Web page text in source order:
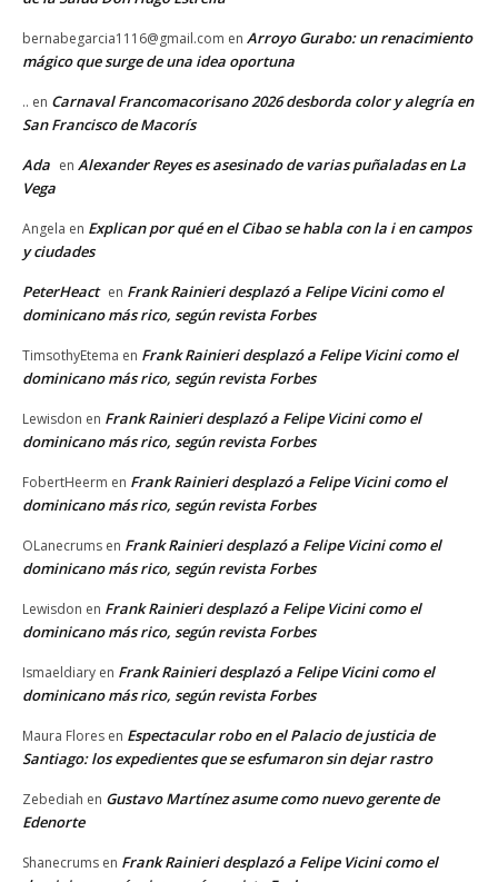
bernabegarcia1116@gmail.com en Arroyo Gurabo: un renacimiento
mágico que surge de una idea oportuna
.. en Carnaval Francomacorisano 2026 desborda color y alegría en
San Francisco de Macorís
Ada en Alexander Reyes es asesinado de varias puñaladas en La
Vega
Angela en Explican por qué en el Cibao se habla con la i en campos
y ciudades
PeterHeact en Frank Rainieri desplazó a Felipe Vicini como el
dominicano más rico, según revista Forbes
TimsothyEtema en Frank Rainieri desplazó a Felipe Vicini como el
dominicano más rico, según revista Forbes
Lewisdon en Frank Rainieri desplazó a Felipe Vicini como el
dominicano más rico, según revista Forbes
FobertHeerm en Frank Rainieri desplazó a Felipe Vicini como el
dominicano más rico, según revista Forbes
OLanecrums en Frank Rainieri desplazó a Felipe Vicini como el
dominicano más rico, según revista Forbes
Lewisdon en Frank Rainieri desplazó a Felipe Vicini como el
dominicano más rico, según revista Forbes
Ismaeldiary en Frank Rainieri desplazó a Felipe Vicini como el
dominicano más rico, según revista Forbes
Maura Flores en Espectacular robo en el Palacio de justicia de
Santiago: los expedientes que se esfumaron sin dejar rastro
Zebediah en Gustavo Martínez asume como nuevo gerente de
Edenorte
Shanecrums en Frank Rainieri desplazó a Felipe Vicini como el